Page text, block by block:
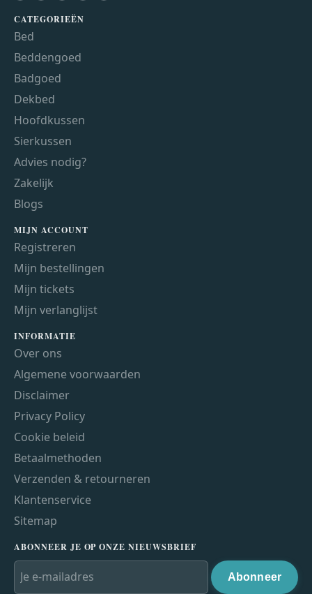
CATEGORIEËN
Bed
Beddengoed
Badgoed
Dekbed
Hoofdkussen
Sierkussen
Advies nodig?
Zakelijk
Blogs
MIJN ACCOUNT
Registreren
Mijn bestellingen
Mijn tickets
Mijn verlanglijst
INFORMATIE
Over ons
Algemene voorwaarden
Disclaimer
Privacy Policy
Cookie beleid
Betaalmethoden
Verzenden & retourneren
Klantenservice
Sitemap
ABONNEER JE OP ONZE NIEUWSBRIEF
Abonneer